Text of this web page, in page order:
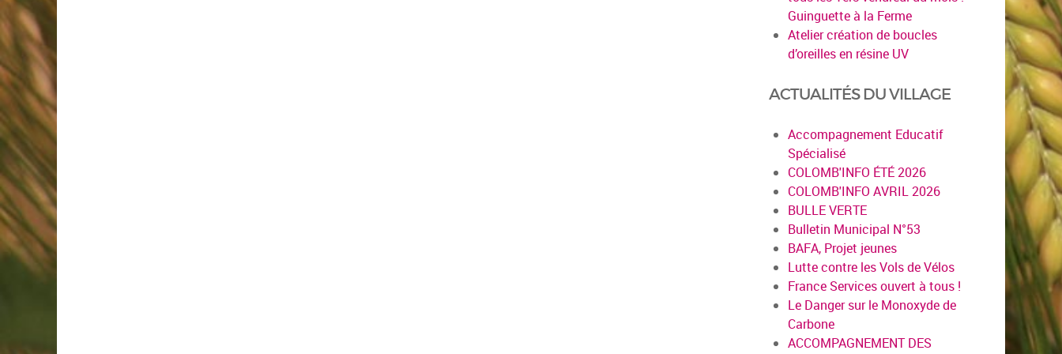
Guinguette à la Ferme
Atelier création de boucles
d’oreilles en résine UV
ACTUALITÉS DU VILLAGE
Accompagnement Educatif
Spécialisé
COLOMB'INFO ÉTÉ 2026
COLOMB'INFO AVRIL 2026
BULLE VERTE
Bulletin Municipal N°53
BAFA, Projet jeunes
Lutte contre les Vols de Vélos
France Services ouvert à tous !
Le Danger sur le Monoxyde de
Carbone
ACCOMPAGNEMENT DES